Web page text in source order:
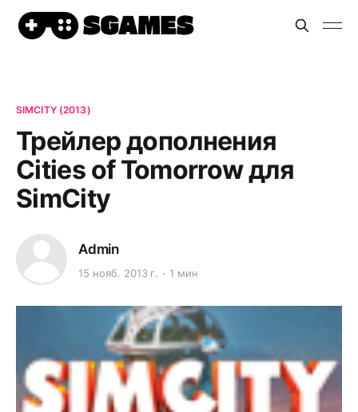
SIMCITY (2013)
Трейлер дополнения
Cities of Tomorrow для
SimCity
Admin
15 нояб. 2013 г. 1 мин